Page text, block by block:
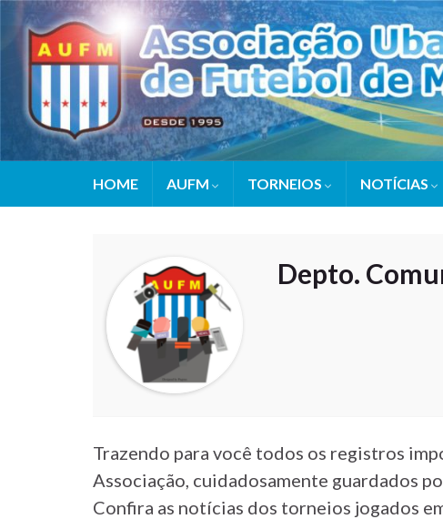
HOME AUFM TORNEIOS NOTÍCIAS
Depto.
Trazendo para você todos os registros
Associação, cuidadosamente guardados
Confira as notícias dos torneios jogados